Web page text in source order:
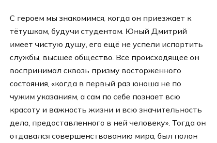
С героем мы знакомимся, когда он приезжает к
тётушкам, будучи студентом. Юный Дмитрий
имеет чистую душу, его ещё не успели испортить
службы, высшее общество. Всё происходящее он
воспринимал сквозь призму восторженного
состояния, «когда в первый раз юноша не по
чужим указаниям, а сам по себе познает всю
красоту и важность жизни и всю значительность
дела, предоставленного в ней человеку». Тогда он
отдавался совершенствованию мира, был полон